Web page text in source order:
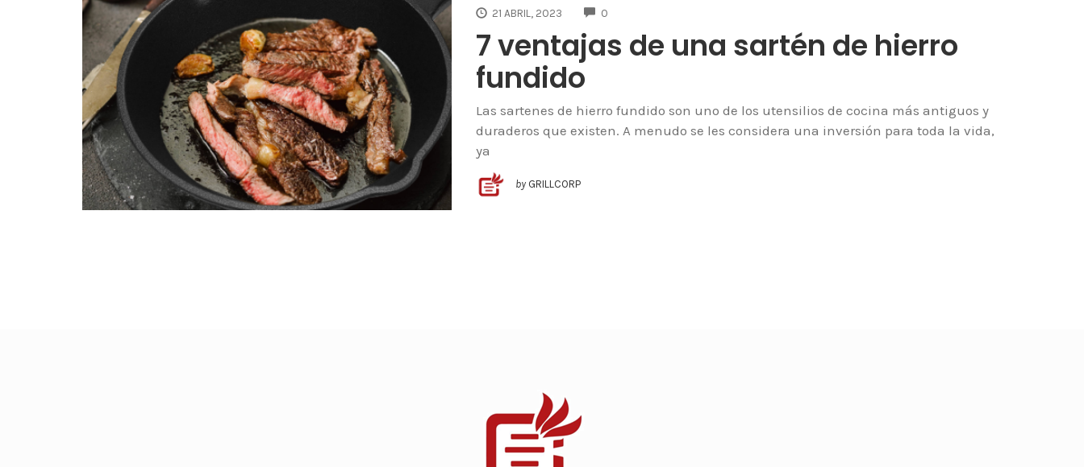
21 ABRIL, 2023 0
7 ventajas de una sartén de hierro
fundido
Las sartenes de hierro fundido son uno de los utensilios de cocina más antiguos y
duraderos que existen. A menudo se les considera una inversión para toda la vida,
ya
by GRILLCORP